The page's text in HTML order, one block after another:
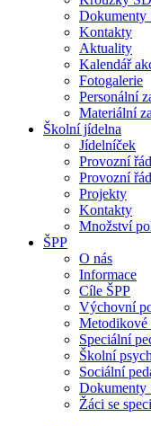
Dokumenty
Kontakty
Aktuality
Kalendář
Fotogalerie
Personální
Materiální
Školní jídelna
Jídelníček
Provozní
Provozní
Projekty
Kontakty
Množství
ŠPP
O nás
Informace
Cíle ŠPP
Výchovní
Metodikové
Speciální
Školní
Sociální
Dokumenty
Žáci se